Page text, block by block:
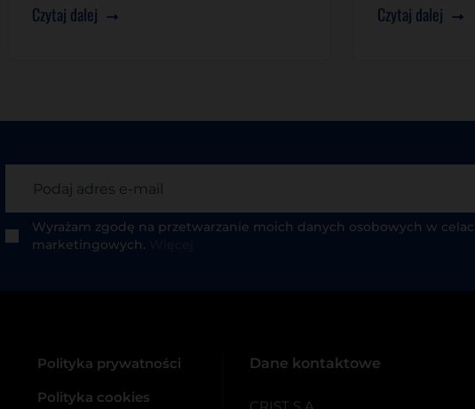
Czytaj dalej Czytaj dalej
Wyrażam zgodę na przetwarzanie moich danych osobowych w
marketingowych.
Polityka prywatności
Polityka cookies
Dane kontaktowe